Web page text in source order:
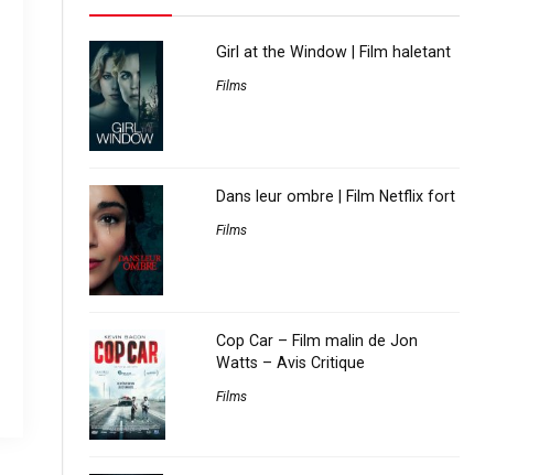
Girl at the Window | Film haletant
Films
Dans leur ombre | Film Netflix fort
Films
Cop Car – Film malin de Jon
Watts – Avis Critique
Films